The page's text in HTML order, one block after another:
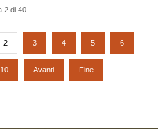
2 di 40
2 3 4 5 6
10 Avanti Fine